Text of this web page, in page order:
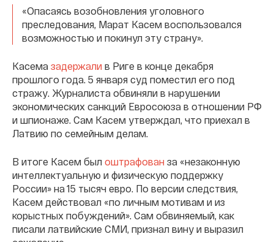
«Опасаясь возобновления уголовного
преследования, Марат Касем воспользовался
возможностью и покинул эту страну».
Касема задержали в Риге в конце декабря
прошлого года. 5 января суд поместил его под
стражу. Журналиста обвиняли в нарушении
экономических санкций Евросоюза в отношении РФ
и шпионаже. Сам Касем утверждал, что приехал в
Латвию по семейным делам.
В итоге Касем был оштрафован за «незаконную
интеллектуальную и физическую поддержку
России» на 15 тысяч евро. По версии следствия,
Касем действовал «по личным мотивам и из
корыстных побуждений». Сам обвиняемый, как
писали латвийские СМИ, признал вину и выразил